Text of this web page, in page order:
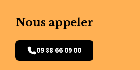
Nous appeler
09 88 66 09 00